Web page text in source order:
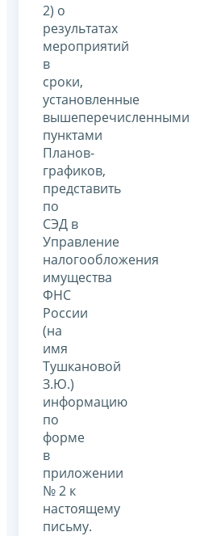
2) о
результатах
мероприятий
в
сроки,
установленные
вышеперечисленными
пунктами
Планов-
графиков,
представить
по
СЭД в
Управление
налогообложения
имущества
ФНС
России
(на
имя
Тушкановой
З.Ю.)
информацию
по
форме
в
приложении
№ 2 к
настоящему
письму.